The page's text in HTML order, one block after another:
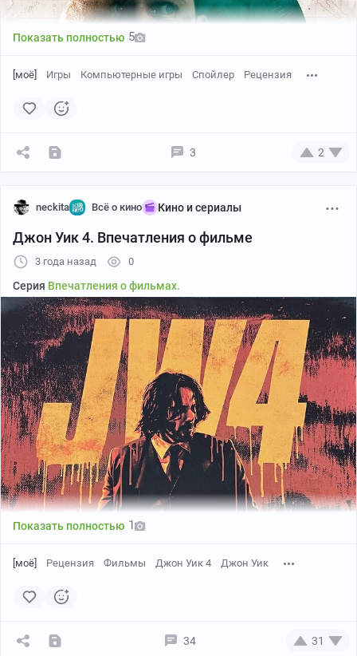
Дэвида Кейджа и его студии, и ни конкурентов, ни
подражателей не было даже на горизонте. Но во время
поколения PS4 что-то изменилось и стали выходить
игры и от других разработчиков. Один любопытный
экземпляр перед нами.
Man of Medan – первая часть (а запланировано их
около семи) своеобразного альманаха ужасов. На
данный момент выпущено четыре игры, разной
степени успешности.
Показать полностью 5
[моё] Игры Компьютерные игры Спойлер Рецензия
3 2
neckita Всё о кино Кино и сериалы
Джон Уик 4. Впечатления о фильме
3 года назад 0
Серия Впечатления о фильмах.
Показать полностью 1
[моё] Рецензия Фильмы Джон Уик 4 Джон Уик
34 31